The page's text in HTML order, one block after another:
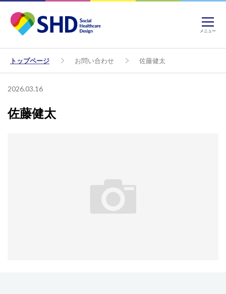
メニュー
トップページ お問い合わせ 佐藤健太
2026.03.16
佐藤健太